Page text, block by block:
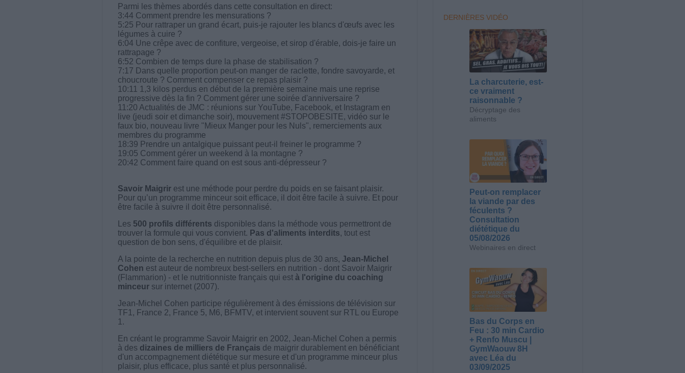
Parmi les thèmes abordés dans cette consultation en direct:
3:44 Comment prendre les mensurations ?
5:25 Pour rattraper un grand écart, puis-je rajouter les blancs d'œufs avec les
légumes à cuire ?
6:04 Une crêpe avec de confiture, vergeoise, et sirop d'érable, dois-je faire un
rattrapage ?
6:52 Combien de temps dure la phase de stabilisation ?
7:17 Dans quelle proportion peut-on manger de raclette, fondre savoyarde, et
choucroute ? Comment compenser ce repas plaisir ?
10:11 1,3 kilos perdus en début de la première semaine mais une reprise
progressive dès la fin ? Comment gérer une soirée d'anniversaire ?
11:20 Actualités de JMC : réunions sur YouTube, Facebook, et Instagram en
live (jeudi soir et dimanche soir), mouvement #STOPOBESITE, vidéo sur le
faux bio, nouveau livre "Mieux Manger pour les Nuls", remerciements aux
membres du programme
18:39 Prendre un antalgique puissant peut-il freiner le programme ?
19:05 Comment gérer un weekend à la montagne ?
20:42 Comment faire quand on est sous anti-dépresseur ?
Savoir Maigrirest une méthode pour perdre du poids en se faisant plaisir.
Pour qu’un programme minceur soit efficace, il doit être facile à suivre. Et pour
être facile à suivre il doit être personnalisé.
Les 500 profils différents disponibles dans la méthode vous permettront de
trouver la formule qui vous convient. Pas d'aliments interdits, tout est
question de bon sens, d'équilibre et de plaisir.
A la pointe de la recherche en nutrition depuis plus de 30 ans, Jean-Michel
Cohen est auteur de nombreux best-sellers en nutrition - dont Savoir Maigrir
(Flammarion) - et le nutritionniste français qui est à l'origine du coaching
minceursur internet (2007).
Jean-Michel Cohen participe régulièrement à des émissions de télévision sur
TF1, France 2, France 5, M6, BFMTV, et intervient souvent sur RTL ou Europe
1.
En créant le programme Savoir Maigrir en 2002, Jean-Michel Cohen a permis
à des dizaines de milliers de Français de maigrir durablement en bénéficiant
d'un accompagnement diététique sur mesure et d'un programme minceur plus
plaisir, plus efficace, plus santé et plus personnalisé.
DERNIÈRES VIDÉO
La charcuterie, est-
ce vraiment
raisonnable ?
Décryptage des
aliments
Peut-on remplacer
la viande par des
féculents ?
Consultation
diététique du
05/08/2026
Webinaires en direct
Bas du Corps en
Feu : 30 min Cardio
+ Renfo Muscu |
GymWaouw 8H
avec Léa du
03/09/2025